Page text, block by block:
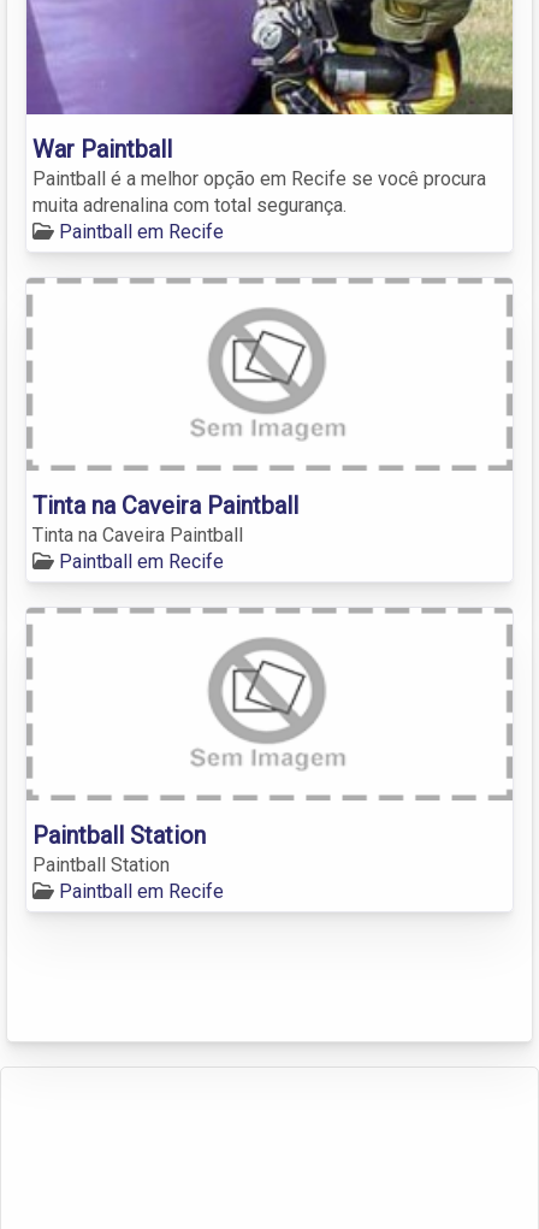
War Paintball
Paintball é a melhor opção em Recife se você procura
muita adrenalina com total segurança.
Paintball em Recife
Tinta na Caveira Paintball
Tinta na Caveira Paintball
Paintball em Recife
Paintball Station
Paintball Station
Paintball em Recife